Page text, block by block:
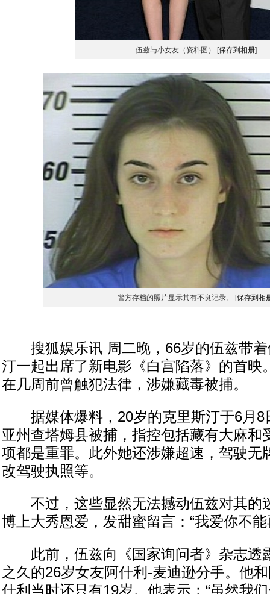
伍兹与小女友（资料图） [保存到相册]
警方存档的照片显示其有不良记录。 [保存到相
搜狐娱乐讯 周二晚，66岁的伍兹带着
汀一起出席了新电影《白宫陷落》的首映
在几周前曾触犯法律，涉嫌藏毒被捕。
据媒体爆料，20岁的克里斯汀于6月8
亚州查塔姆县被捕，指控包括藏有大麻和
项都是重罪。此外她还涉嫌超速，驾驶无
改驾驶执照等。
不过，这些显然无法撼动伍兹对其的
博上大秀恩爱，发甜蜜留言：“我爱你不能
此前，伍兹向《国家询问者》杂志透
之久的26岁女友阿什利-麦迪逊分手。他
什利当时还只有19岁。他表示：“虽然我